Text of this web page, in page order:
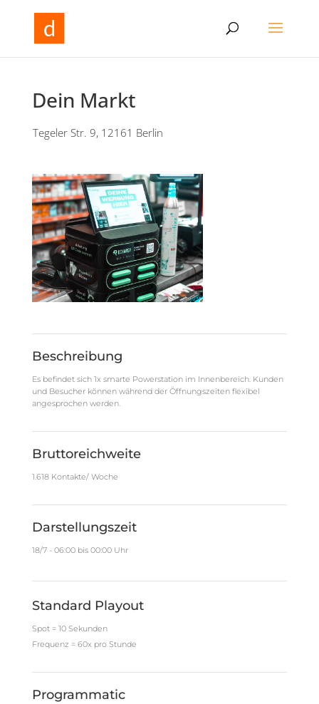
Dein Markt
Tegeler Str. 9, 12161 Berlin
Beschreibung
Es befindet sich 1x smarte Powerstation im Innenbereich. Kunden
und Besucher können während der Öffnungszeiten flexibel
angesprochen werden.
Bruttoreichweite
1.618 Kontakte/ Woche
Darstellungszeit
18/7 - 06:00 bis 00:00 Uhr
Standard Playout
Spot = 10 Sekunden
Frequenz = 60x pro Stunde
Programmatic